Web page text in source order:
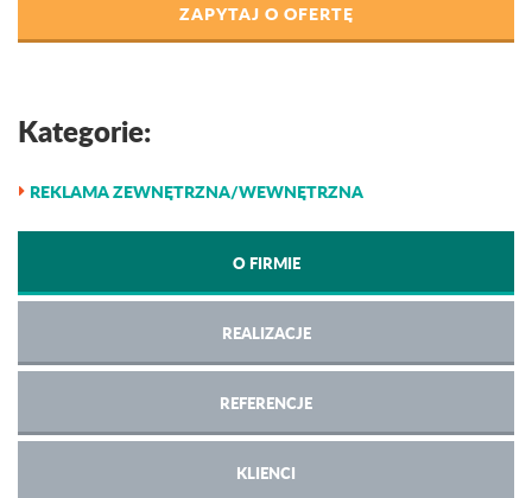
ZAPYTAJ O OFERTĘ
Kategorie:
REKLAMA ZEWNĘTRZNA/WEWNĘTRZNA
O FIRMIE
REALIZACJE
REFERENCJE
KLIENCI